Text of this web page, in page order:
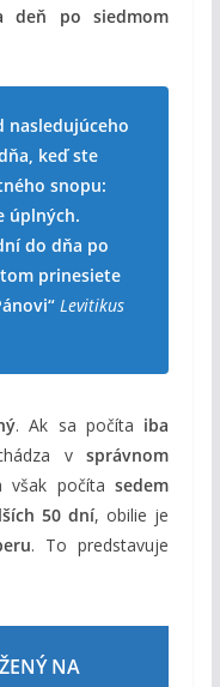
deň po siedmom
nasledujúceho
keď ste
snopu:
úplných.
do dňa po
prinesiete
Levitikus
. Ak sa počíta iba
vsprávnom
však počítasedem
50 dní, obilie je
. To predstavuje
NA